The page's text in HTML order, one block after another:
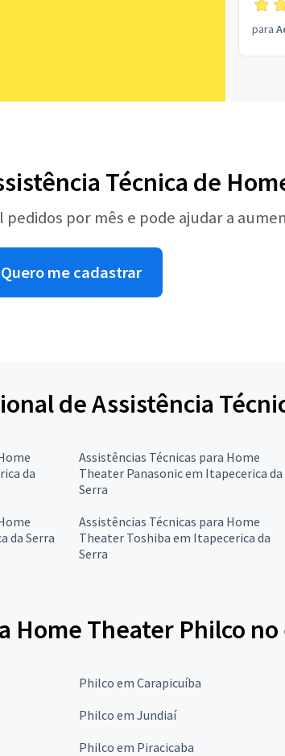
para
Técnica de
pedidos por mês e pode ajudar a
Quero me cadastrar
de Assistência
da
Assistências Técnicas para Home
Theater Panasonic em Itapecerica da
Serra
da Serra
Assistências Técnicas para Home
Theater Toshiba em Itapecerica da
Serra
Home Theater Philco
Philco em Carapicuíba
Philco em Jundiaí
Philco em Piracicaba